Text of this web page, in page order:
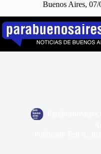
Buenos Aires,
Saltar
contenido